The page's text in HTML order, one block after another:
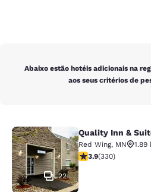
Abaixo estão hotéis adicionais na
aos seus critérios de
Quality Inn & Suites
22
Quality Inn &
Red Wing, MN
1.89
classificação 3.94
3.9(330)